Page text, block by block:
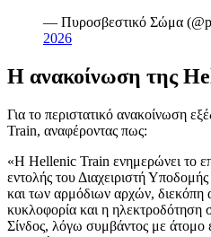
— Πυροσβεστικό Σώμα
2026
Η ανακοίνωση της
Για το περιστατικό ανακοίνωση
Train, αναφέροντας πως:
«Η Hellenic Train ενημερώνει το
εντολής του Διαχειριστή
και των αρμόδιων αρχών, διεκόπη
κυκλοφορία και η
Σίνδος, λόγω συμβάντος με άτομο